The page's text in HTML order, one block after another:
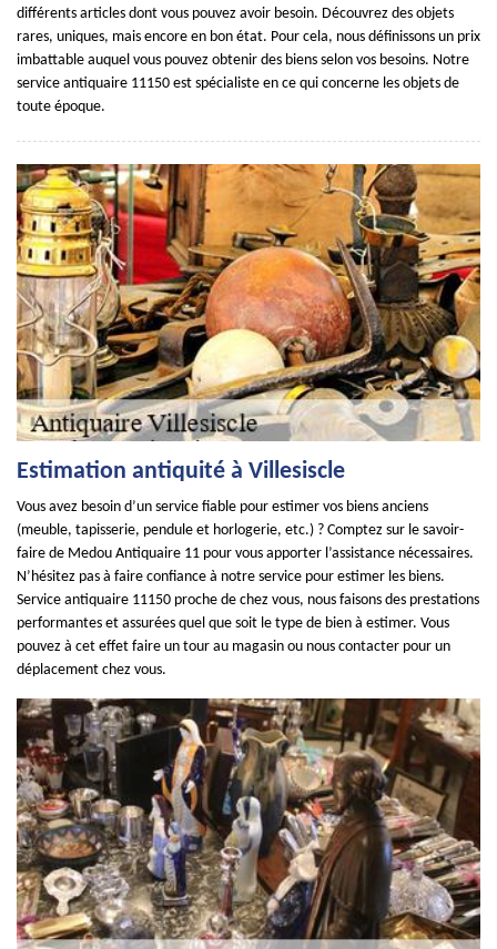
différents articles dont vous pouvez avoir besoin. Découvrez des objets
rares, uniques, mais encore en bon état. Pour cela, nous définissons un prix
imbattable auquel vous pouvez obtenir des biens selon vos besoins. Notre
service antiquaire 11150 est spécialiste en ce qui concerne les objets de
toute époque.
Estimation antiquité à Villesiscle
Vous avez besoin d’un service fiable pour estimer vos biens anciens
(meuble, tapisserie, pendule et horlogerie, etc.) ? Comptez sur le savoir-
faire de Medou Antiquaire 11 pour vous apporter l’assistance nécessaires.
N’hésitez pas à faire confiance à notre service pour estimer les biens.
Service antiquaire 11150 proche de chez vous, nous faisons des prestations
performantes et assurées quel que soit le type de bien à estimer. Vous
pouvez à cet effet faire un tour au magasin ou nous contacter pour un
déplacement chez vous.